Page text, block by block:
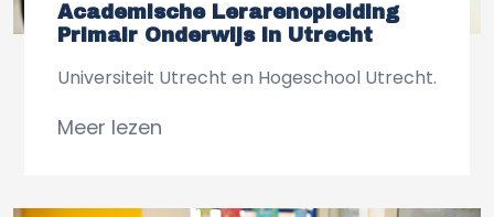
Academische Lerarenopleiding
Primair Onderwijs in Utrecht
Universiteit Utrecht en Hogeschool Utrecht.
Meer lezen